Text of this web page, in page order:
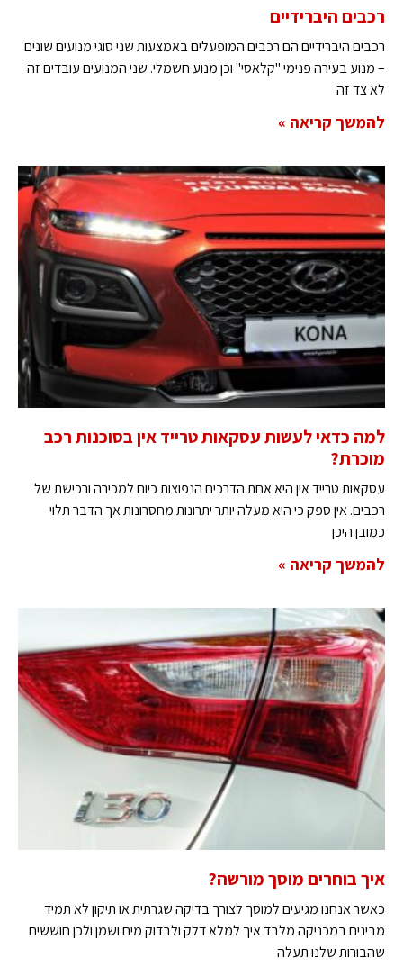
רכבים היברידיים
רכבים היברידיים הם רכבים המופעלים באמצעות שני סוגי מנועים שונים
– מנוע בעירה פנימי "קלאסי" וכן מנוע חשמלי. שני המנועים עובדים זה
לא צד זה
להמשך קריאה »
למה כדאי לעשות עסקאות טרייד אין בסוכנות רכב
מוכרת?
עסקאות טרייד אין היא אחת הדרכים הנפוצות כיום למכירה ורכישת של
רכבים. אין ספק כי היא מעלה יותר יתרונות מחסרונות אך הדבר תלוי
כמובן היכן
להמשך קריאה »
איך בוחרים מוסך מורשה?
כאשר אנחנו מגיעים למוסך לצורך בדיקה שגרתית או תיקון לא תמיד
מבינים במכניקה מלבד איך למלא דלק ולבדוק מים ושמן ולכן חוששים
שהבורות שלנו תעלה